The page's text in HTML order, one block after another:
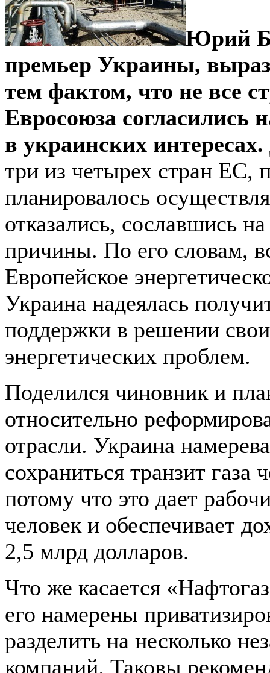
Юрий
премьер Украины,
тем фактом, что не все
Евросоюза согласились
в украинских интересах.
три из четырех стран ЕС,
планировалось
отказались, сославшись
причины. По его словам,
Европейское
Украина надеялась
поддержки в решении
энергетических проблем.
Поделился чиновник и
относительно
отрасли. Украина
сохраниться транзит газа
потому что это дает
человек и обеспечивает
2,5 млрд долларов.
Что же касается
его намерены
разделить на несколько
компаний. Таковы